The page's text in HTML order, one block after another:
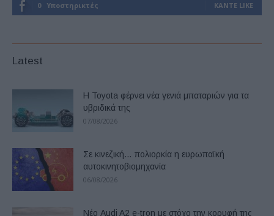
0 Υποστηρικτές ΚΆΝΤΕ LIKE
Latest
Η Toyota φέρνει νέα γενιά μπαταριών για τα
υβριδικά της
07/08/2026
Σε κινεζική… πολιορκία η ευρωπαϊκή
αυτοκινητοβιομηχανία
06/08/2026
Νέο Audi A2 e-tron με στόχο την κορυφή της